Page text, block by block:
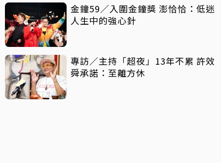
金鐘59／入圍金鐘獎 澎恰恰：低迷
人生中的強心針
專訪／主持「超夜」13年不累 許效
舜承諾：至離方休